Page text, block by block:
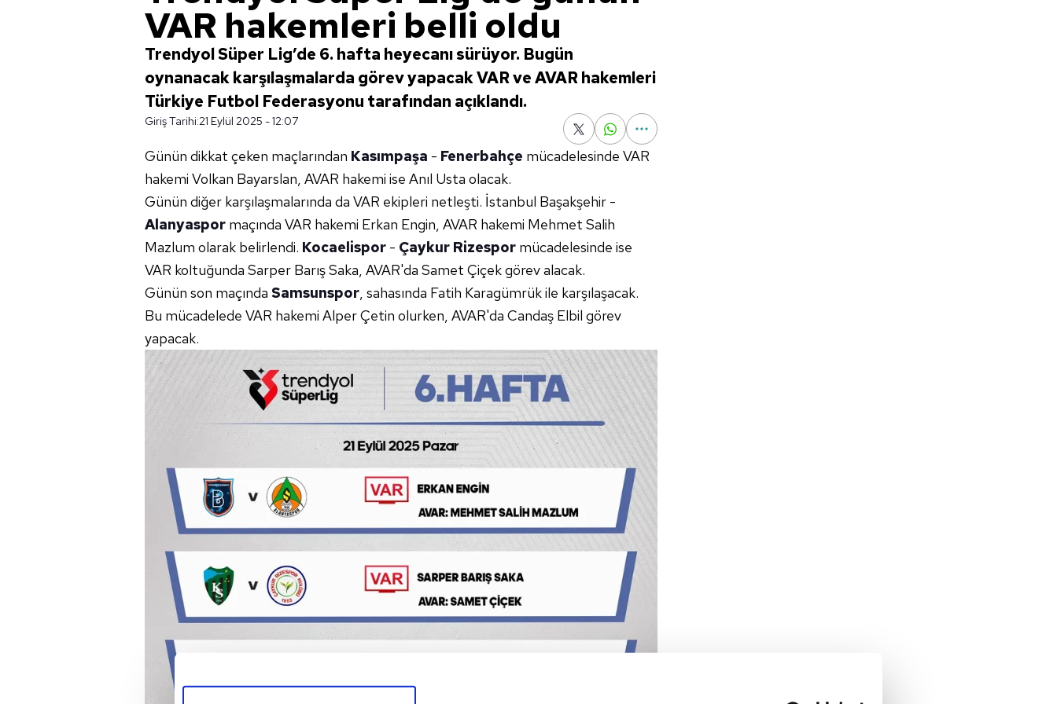
VAR hakemleri belli oldu
Trendyol Süper Lig’de 6. hafta heyecanı sürüyor. Bugün
oynanacak karşılaşmalarda görev yapacak VAR ve AVAR hakemleri
Türkiye Futbol Federasyonu tarafından açıklandı.
Giriş Tarihi:21 Eylül 2025 - 12:07
Günün dikkat çeken maçlarından Kasımpaşa - Fenerbahçe mücadelesinde VAR
hakemi Volkan Bayarslan, AVAR hakemi ise Anıl Usta olacak.
Günün diğer karşılaşmalarında da VAR ekipleri netleşti. İstanbul Başakşehir -
Alanyaspor maçında VAR hakemi Erkan Engin, AVAR hakemi Mehmet Salih
Mazlum olarak belirlendi. Kocaelispor - Çaykur Rizespor mücadelesinde ise
VAR koltuğunda Sarper Barış Saka, AVAR'da Samet Çiçek görev alacak.
Günün son maçında Samsunspor, sahasında Fatih Karagümrük ile karşılaşacak.
Bu mücadelede VAR hakemi Alper Çetin olurken, AVAR'da Candaş Elbil görev
yapacak.